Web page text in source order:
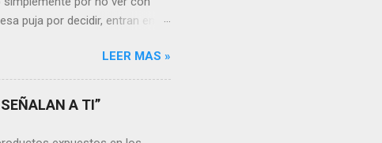
puja por decidir, entran en
día, y lo más importante es
la vida se hacen más
aprendemos, porque desde
está en cada uno no
LEER MAS »
A TI”